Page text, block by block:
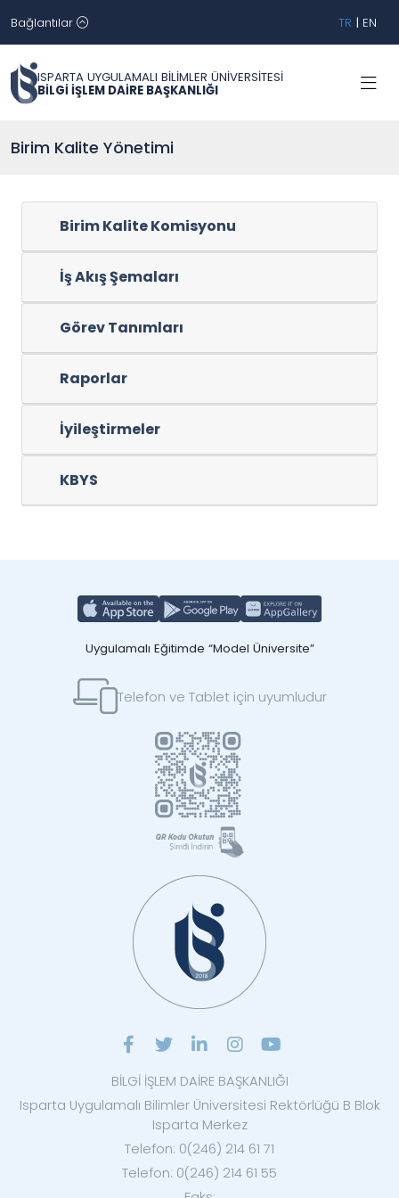
Bağlantılar TR | EN
ISPARTA UYGULAMALI BİLİMLER ÜNİVERSİTESİ
BİLGİ İŞLEM DAİRE BAŞKANLIĞI
Birim Kalite Yönetimi
Birim Kalite Komisyonu
İş Akış Şemaları
Görev Tanımları
Raporlar
İyileştirmeler
KBYS
Uygulamalı Eğitimde “Model Üniversite”
Telefon ve Tablet için uyumludur
BİLGİ İŞLEM DAİRE BAŞKANLIĞI
Isparta Uygulamalı Bilimler Üniversitesi Rektörlüğü B Blok
Isparta Merkez
Telefon: 0(246) 214 61 71
Telefon: 0(246) 214 61 55